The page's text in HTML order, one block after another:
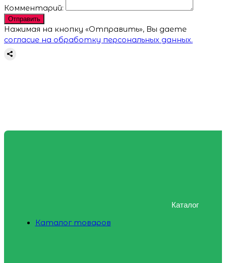
Комментарий:
Отправить
Нажимая на кнопку «Отправить», Вы даете
согласие на обработку персональных данных.
Каталог
Каталог товаров